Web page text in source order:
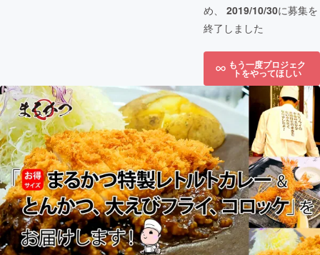
め、 2019/10/30に募集を
終了しました
もう一度プロジェク
トをやってほしい